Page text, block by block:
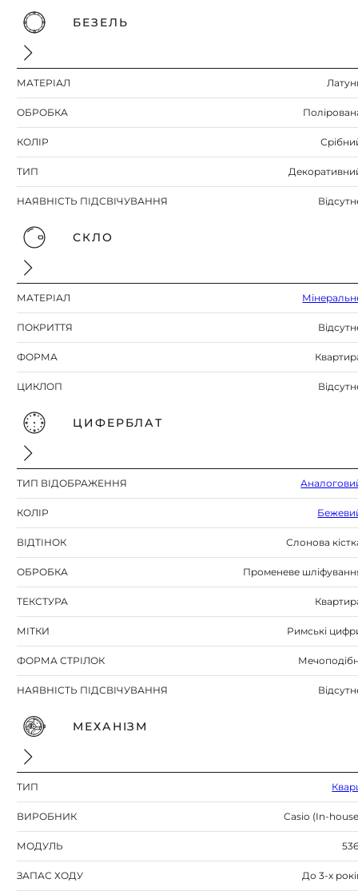
БЕЗЕЛЬ
МАТЕРІАЛ
ОБРОБКА
КОЛІР
ТИП
НАЯВНІСТЬ ПІДСВІЧУВАННЯ
СКЛО
МАТЕРІАЛ
ПОКРИТТЯ
ФОРМА
ЦИКЛОП
ЦИФЕРБЛАТ
ТИП ВІДОБРАЖЕННЯ
КОЛІР
ВІДТІНОК Слонова
ОБРОБКА Променеве
ТЕКСТУРА
МІТКИ Римські
ФОРМА СТРІЛОК
НАЯВНІСТЬ ПІДСВІЧУВАННЯ
МЕХАНІЗМ
ТИП
ВИРОБНИК Casio (In-
МОДУЛЬ
ЗАПАС ХОДУ До 3-х